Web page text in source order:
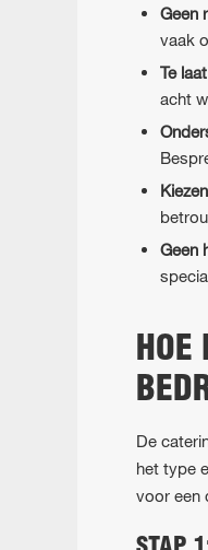
Geen
vaak
Te
acht
Geen
HOE
De
het type
voor een